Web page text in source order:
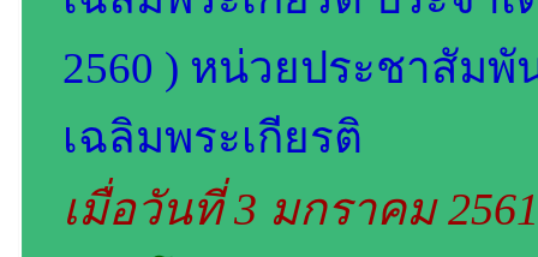
2560 ) หน่วยประชาสัม
เฉลิมพระเกียรติ
เมื่อวันที่ 3 มกราคม